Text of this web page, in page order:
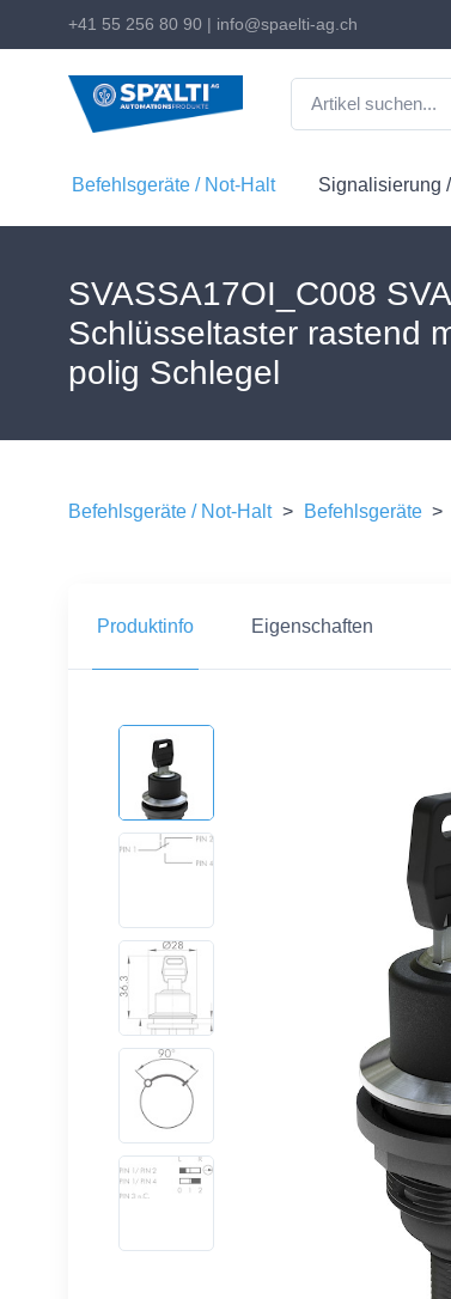
+41 55 256 80 90 | info@spaelti-ag.ch
Befehlsgeräte / Not-Halt Signalisierung
SVASSA17OI_C008
Schlüsseltaster rastend
polig Schlegel
Befehlsgeräte / Not-Halt > Befehlsgeräte >
Produktinfo Eigenschaften